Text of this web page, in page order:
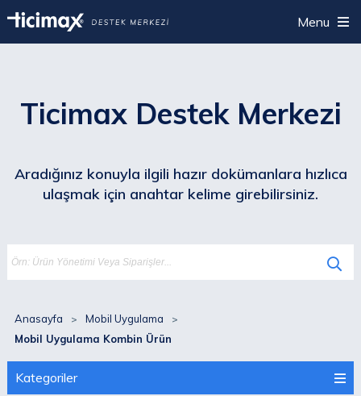
Menu
Ticimax Destek Merkezi
Aradığınız konuyla ilgili hazır dokümanlara hızlıca
ulaşmak için anahtar kelime girebilirsiniz.
Anasayfa
Mobil Uygulama
Mobil Uygulama Kombin Ürün
Kategoriler